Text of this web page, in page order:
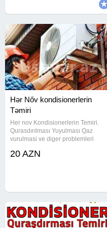
kondisyonerlerin
vurulmasi kondisyonerlere
kondisiyoner kondisonerlere
Hər Nőv kondisionerlerin
Təmiri
Her nov Kondisionerlerin Temiri.
Qurasdırılması Yuyulması Qaz
vurulmasi ve diger problemleri
20 AZN